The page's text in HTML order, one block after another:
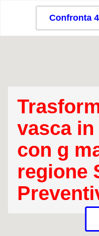
Confronta
vasca
con g
regione